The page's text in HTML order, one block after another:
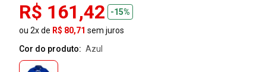
R$ 161,42
-15%
ou 2x de R$ 80,71 sem juros
Cor do produto:
azul